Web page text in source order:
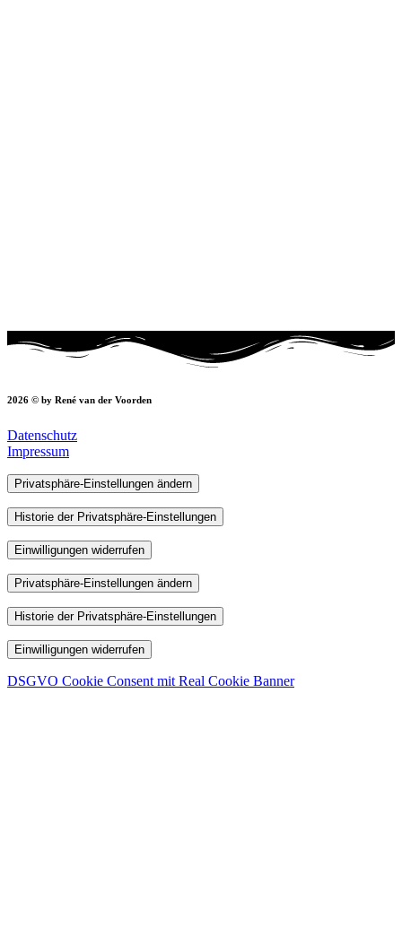
2026 © by René van der Voorden
Datenschutz
Impressum
Privatsphäre-Einstellungen ändern
Historie der Privatsphäre-Einstellungen
Einwilligungen widerrufen
Privatsphäre-Einstellungen ändern
Historie der Privatsphäre-Einstellungen
Einwilligungen widerrufen
DSGVO Cookie Consent mit Real Cookie Banner